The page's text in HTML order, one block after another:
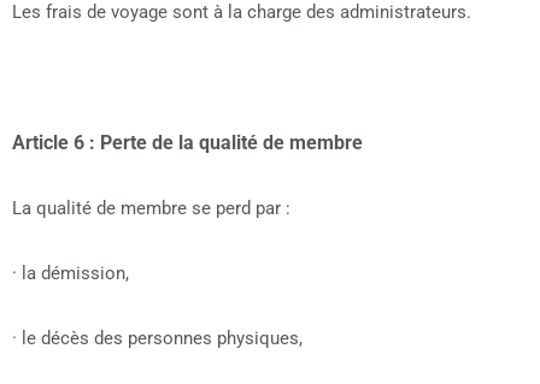
Les frais de voyage sont à la charge des administrateurs.
Article 6 : Perte de la qualité de membre
La qualité de membre se perd par :
· la démission,
· le décès des personnes physiques,